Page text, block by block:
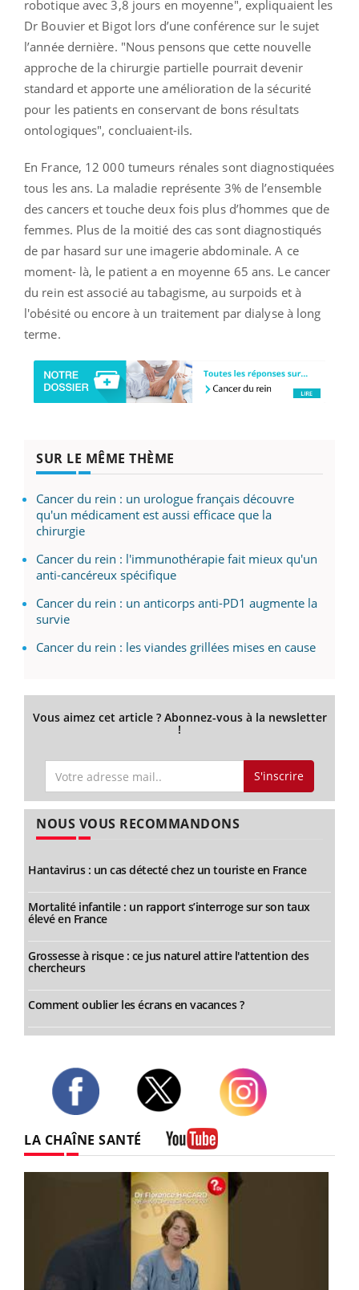
robotique avec 3,8 jours en moyenne", expliquaient les
Dr Bouvier et Bigot lors d’une conférence sur le sujet
l’année dernière. "Nous pensons que cette nouvelle
approche de la chirurgie partielle pourrait devenir
standard et apporte une amélioration de la sécurité
pour les patients en conservant de bons résultats
ontologiques", concluaient-ils.
En France, 12 000 tumeurs rénales sont diagnostiquées
tous les ans. La maladie représente 3% de l’ensemble
des cancers et touche deux fois plus d’hommes que de
femmes. Plus de la moitié des cas sont diagnostiqués
de par hasard sur une imagerie abdominale. A ce
moment- là, le patient a en moyenne 65 ans. Le cancer
du rein est associé au tabagisme, au surpoids et à
l'obésité ou encore à un traitement par dialyse à long
terme.
SUR LE MÊME THÈME
Cancer du rein : un urologue français découvre
qu'un médicament est aussi efficace que la
chirurgie
Cancer du rein : l'immunothérapie fait mieux qu'un
anti-cancéreux spécifique
Cancer du rein : un anticorps anti-PD1 augmente la
survie
Cancer du rein : les viandes grillées mises en cause
Vous aimez cet article ? Abonnez-vous à la newsletter
!
S'inscrire
NOUS VOUS RECOMMANDONS
Hantavirus : un cas détecté chez un touriste en France
Mortalité infantile : un rapport s’interroge sur son taux
élevé en France
Grossesse à risque : ce jus naturel attire l'attention des
chercheurs
Comment oublier les écrans en vacances ?
LA CHAÎNE SANTÉ